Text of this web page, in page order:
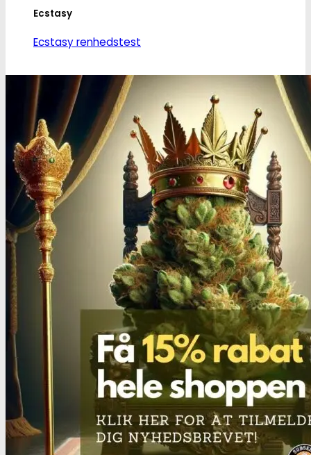
Ecstasy
Ecstasy renhedstest
Heroin
Heroin renhedstest
Badesalte
Badesalte renhedstest
LSD
LSD renhedstest
Benzodiazepiner
Benzoer renhedstest
GHB/Hætter
GHB/Hætter renhedstest
Ketamin